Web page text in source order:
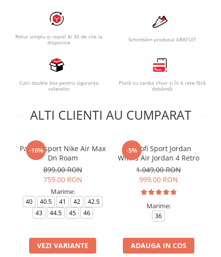
Retur simplu și rapid! Ai 30 de zile la
dispoziție
Schimbăm produsul GRATUIT
Cutii double box pentru siguranța
coletelor
Plată cu cardul chiar și în 6 rate fără
dobândă
ALTI CLIENTI AU CUMPARAT
-16%
Pantofi sport Nike Air Max
Dn Roam
899,00 RON
759,00 RON
Marime:
40 40.5 41 42
42.5
43
44.5 45 46
VEZI VARIANTE
-5%
Pantofi Sport Jordan
Wmns Air Jordan 4 Retro
1.049,00 RON
999,00 RON
Marime:
36
ADAUGA IN COS